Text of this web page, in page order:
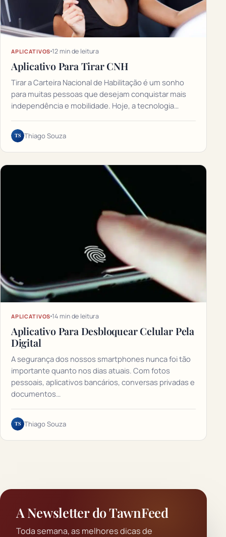
APLICATIVOS 12 min de leitura
Aplicativo Para Tirar CNH
Tirar a Carteira Nacional de Habilitação é um sonho
para muitas pessoas que desejam conquistar mais
independência e mobilidade. Hoje, a tecnologia…
TS Thiago Souza
APLICATIVOS 14 min de leitura
Aplicativo Para Desbloquear Celular Pela
Digital
A segurança dos nossos smartphones nunca foi tão
importante quanto nos dias atuais. Com fotos
pessoais, aplicativos bancários, conversas privadas e
documentos…
TS Thiago Souza
A Newsletter do TawnFeed
Toda semana, as melhores dicas de